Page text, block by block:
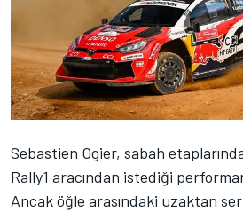
Sebastien Ogier, sabah
Rally1 aracından istediği
Ancak öğle arasındaki uzaktan